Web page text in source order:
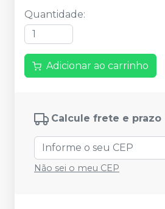
Quantidade:
Adicionar ao carrinho
Calcule frete e prazo
Não sei o meu CEP